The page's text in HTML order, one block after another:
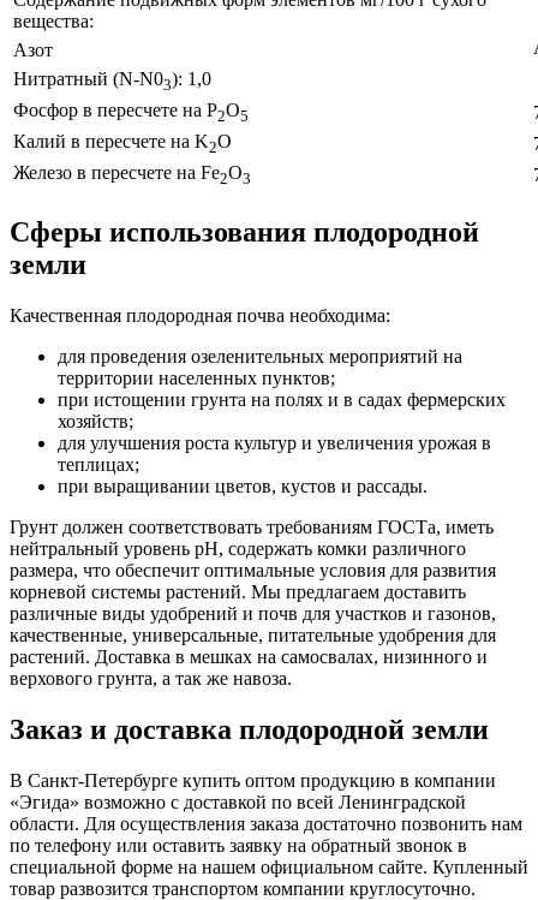
вещества:
Азот
Нитратный (N-N03): 1,0
Фосфор в пересчете на P2O5
Калий в пересчете на K2O
Железо в пересчете на Fe2O3
Сферы использования плодородной
земли
Качественная плодородная почва необходима:
для проведения озеленительных мероприятий на
территории населенных пунктов;
при истощении грунта на полях и в садах фермерских
хозяйств;
для улучшения роста культур и увеличения урожая в
теплицах;
при выращивании цветов, кустов и рассады.
Грунт должен соответствовать требованиям ГОСТа, иметь
нейтральный уровень pH, содержать комки различного
размера, что обеспечит оптимальные условия для развития
корневой системы растений. Мы предлагаем доставить
различные виды удобрений и почв для участков и газонов,
качественные, универсальные, питательные удобрения для
растений. Доставка в мешках на самосвалах, низинного и
верхового грунта, а так же навоза.
Заказ и доставка плодородной земли
В Санкт-Петербурге купить оптом продукцию в компании
«Эгида» возможно с доставкой по всей Ленинградской
области. Для осуществления заказа достаточно позвонить нам
по телефону или оставить заявку на обратный звонок в
специальной форме на нашем официальном сайте. Купленный
товар развозится транспортом компании круглосуточно.